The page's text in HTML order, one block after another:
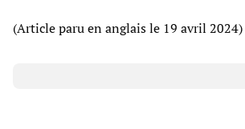
(Article paru en anglais le 19 avril 2024)